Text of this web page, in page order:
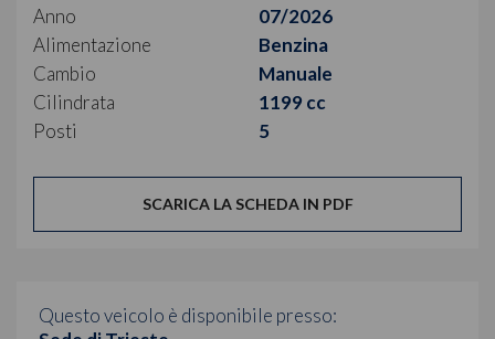
Anno
07/2026
Alimentazione
Benzina
Cambio
Manuale
Cilindrata
1199 cc
Posti
5
SCARICA LA SCHEDA IN PDF
Questo veicolo è disponibile presso: